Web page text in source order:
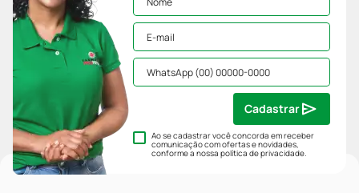
Ao se cadastrar você concorda em receber
comunicação com ofertas e novidades,
conforme a nossapolítica de privacidade.
Cadastrar